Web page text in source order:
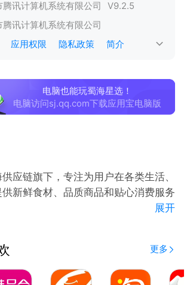
腾讯计算机系统有限公司 V9.2.5
腾讯计算机系统有限公司
应用权限 隐私政策 简介
电脑也能玩蜀海星选！
电脑访问sj.qq.com下载应用宝电脑版
应链旗下，专注为用户在各类生活、
新鲜食材、品质商品和贴心消费服务
系完善，全程透明
业团队，稳定服务
展开
更多